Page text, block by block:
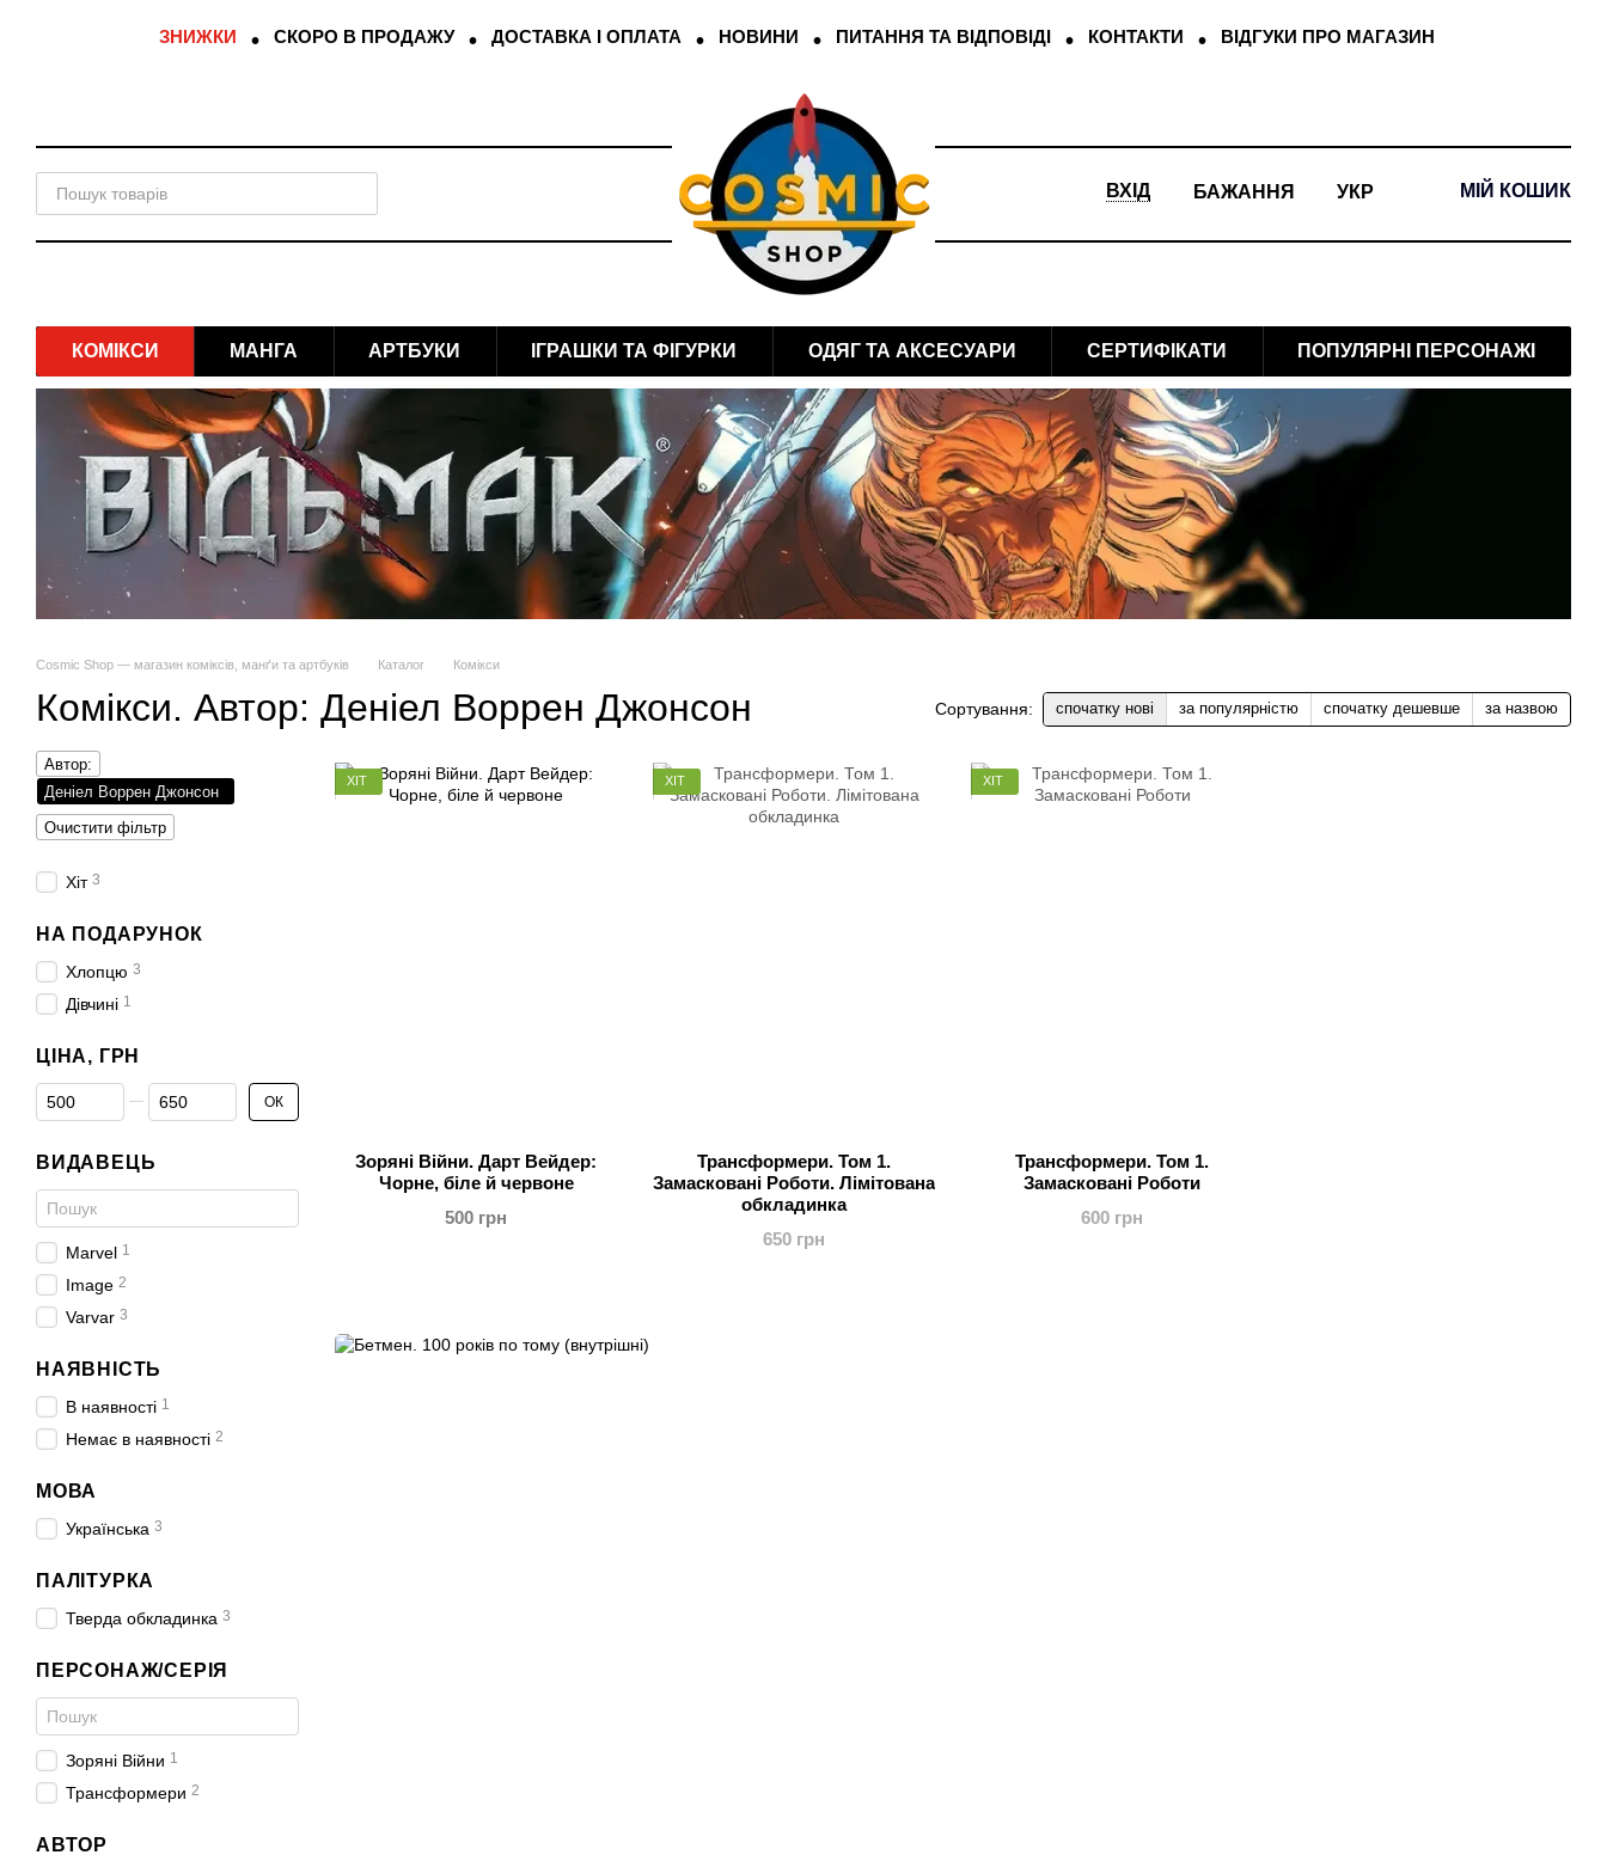
ЗНИЖКИ СКОРО В ПРОДАЖУ ДОСТАВКА І ОПЛАТА НОВИНИ ПИТАННЯ ТА ВІДПОВІДІ КОНТАКТИ ВІДГУКИ ПРО МАГАЗИН
ВХІД БАЖАННЯ УКР МІЙ КОШИК
КОМІКСИ МАНГА АРТБУКИ ІГРАШКИ ТА ФІГУРКИ ОДЯГ ТА АКСЕСУАРИ СЕРТИФІКАТИ ПОПУЛЯРНІ ПЕРСОНАЖІ
Cosmic Shop — магазин коміксів, манґи та артбуків Каталог Комікси
Комікси. Автор: Деніел Воррен Джонсон Сортування: спочатку нові за популярністю спочатку дешевше за назвою
ХІТ
Зоряні Війни. Дарт Вейдер:
Чорне, біле й червоне
500 грн
ХІТ
Трансформери. Том 1.
Замасковані Роботи. Лімітована
обкладинка
650 грн
ХІТ
Трансформери. Том 1.
Замасковані Роботи
600 грн
Автор:
Деніел Воррен Джонсон
Очистити фільтр
Хіт 3
НА ПОДАРУНОК
Хлопцю 3
Дівчині 1
ЦІНА, ГРН
Від Ціна, грн
До Ціна, грн ОК
ВИДАВЕЦЬ
Marvel 1
Image 2
Varvar 3
НАЯВНІСТЬ
В наявності 1
Немає в наявності 2
МОВА
Українська 3
ПАЛІТУРКА
Тверда обкладинка 3
ПЕРСОНАЖ/СЕРІЯ
Зоряні Війни 1
Трансформери 2
АВТОР